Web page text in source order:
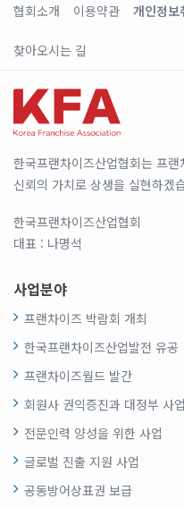
협회소개 이용약관 개인정보
찾아오시는 길
한국프랜차이즈산업협회는 프
신뢰의 가치로 상생을 실현하겠
한국프랜차이즈산업협회
대표 : 나명석
사업분야
프랜차이즈 박람회 개최
한국프랜차이즈산업발전 유공
프랜차이즈월드 발간
회원사 권익증진과 대정부 사업
전문인력 양성을 위한 사업
글로벌 진출 지원 사업
공동방어상표권 보급